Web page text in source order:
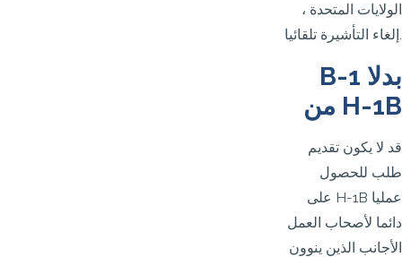
الولايات المتحدة ،
إلغاء التأشيرة تلقائيا.
B-1 بدلا
من H-1B
قد لا يكون تقديم
طلب للحصول
على H-1B عمليا
دائما لأصحاب العمل
الأجانب الذين ينوون